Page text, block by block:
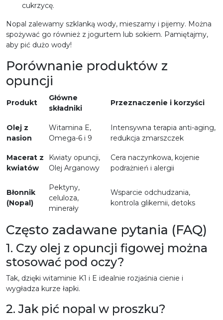
cukrzycę.
Nopal zalewamy szklanką wody, mieszamy i pijemy. Można
spożywać go również z jogurtem lub sokiem. Pamiętajmy,
aby pić dużo wody!
Porównanie produktów z
opuncji
Produkt
Główne
składniki
Przeznaczenie i korzyści
Olej z
nasion
Witamina E,
Omega-6 i 9
Intensywna terapia anti-aging,
redukcja zmarszczek
Macerat z
kwiatów
Kwiaty opuncji,
Olej Arganowy
Cera naczynkowa, kojenie
podrażnień i alergii
Błonnik
(Nopal)
Pektyny,
celuloza,
minerały
Wsparcie odchudzania,
kontrola glikemii, detoks
Często zadawane pytania (FAQ)
1. Czy olej z opuncji figowej można
stosować pod oczy?
Tak, dzięki witaminie K1 i E idealnie rozjaśnia cienie i
wygładza kurze łapki.
2. Jak pić nopal w proszku?